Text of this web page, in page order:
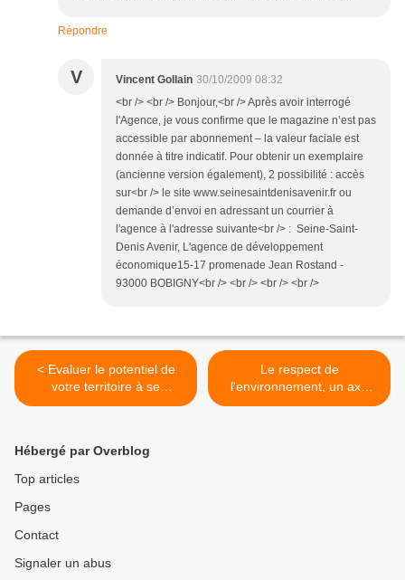
Répondre
V Vincent Gollain 30/10/2009 08:32
<br /> <br /> Bonjour,<br /> Après avoir interrogé
l'Agence, je vous confirme que le magazine n’est pas
accessible par abonnement – la valeur faciale est
donnée à titre indicatif. Pour obtenir un exemplaire
(ancienne version également), 2 possibilité : accès
sur<br /> le site www.seinesaintdenisavenir.fr ou
demande d’envoi en adressant un courrier à
l'agence à l'adresse suivante<br /> : Seine-Saint-
Denis Avenir, L'agence de développement
économique15-17 promenade Jean Rostand -
93000 BOBIGNY<br /> <br /> <br /> <br />
< Evaluer le potentiel de
votre territoire à se
marketer avec Cerise
Le respect de
l'environnement, un axe
stratégique de marketing >
Hébergé par Overblog
Top articles
Pages
Contact
Signaler un abus